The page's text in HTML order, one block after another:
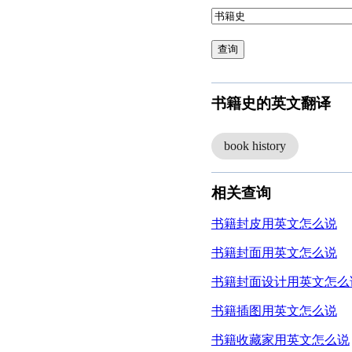
查询
书籍史的英文翻译
book history
相关查询
书籍封皮用英文怎么说
书籍封面用英文怎么说
书籍封面设计用英文怎么
书籍插图用英文怎么说
书籍收藏家用英文怎么说